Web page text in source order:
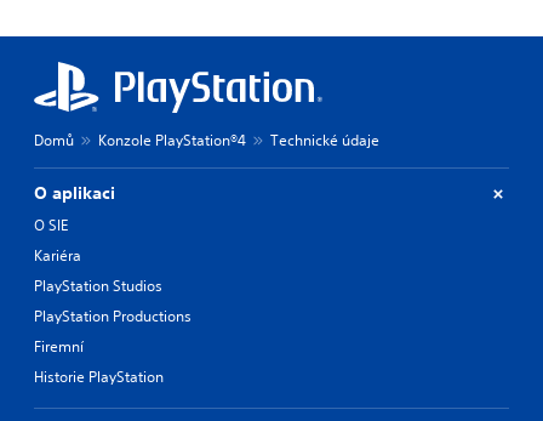
Domů Konzole PlayStation®4 Technické údaje
O aplikaci
O SIE
Kariéra
PlayStation Studios
PlayStation Productions
Firemní
Historie PlayStation